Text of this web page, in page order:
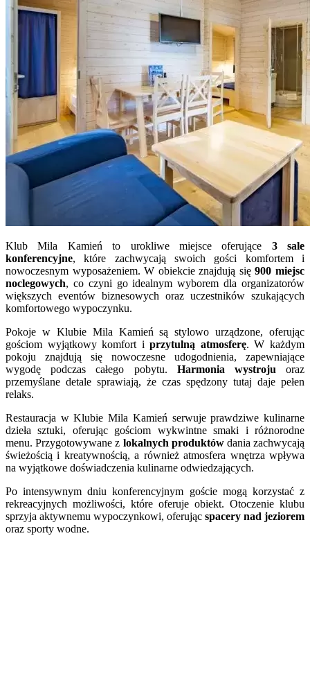
Klub Mila Kamień to urokliwe miejsce oferujące 3 sale
konferencyjne, które zachwycają swoich gości komfortem i
nowoczesnym wyposażeniem. W obiekcie znajdują się900 miejsc
noclegowych, co czyni go idealnym wyborem dla organizatorów
większych eventów biznesowych oraz uczestników szukających
komfortowego wypoczynku.
Pokoje w Klubie Mila Kamień są stylowo urządzone, oferując
gościom wyjątkowy komfort iprzytulną atmosferę. W każdym
pokoju znajdują się nowoczesne udogodnienia, zapewniające
wygodę podczas całego pobytu. Harmonia wystrojuoraz
przemyślane detale sprawiają, że czas spędzony tutaj daje pełen
relaks.
Restauracja w Klubie Mila Kamień serwuje prawdziwe kulinarne
dzieła sztuki, oferując gościom wykwintne smaki i różnorodne
menu. Przygotowywane z lokalnych produktówdania zachwycają
świeżością i kreatywnością, a również atmosfera wnętrza wpływa
na wyjątkowe doświadczenia kulinarne odwiedzających.
Po intensywnym dniu konferencyjnym goście mogą korzystać z
rekreacyjnych możliwości, które oferuje obiekt. Otoczenie klubu
sprzyja aktywnemu wypoczynkowi, oferując spacery nad jeziorem
oraz sporty wodne.